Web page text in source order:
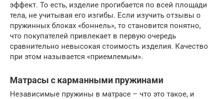
эффект. То есть, изделие прогибается по всей площади
тела, не учитывая его изгибы. Если изучить отзывы о
пружинных блоках «боннель», то становится понятно,
что покупателей привлекает в первую очередь
сравнительно невысокая стоимость изделия. Качество
при этом называется «приемлемым».
Матрасы с карманными пружинами
Независимые пружины в матрасе – что это такое, и